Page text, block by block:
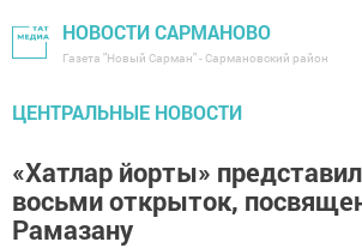
НОВОСТИ САРМАНОВО
Газета "Новый Сарман" - Сармановский район
ЦЕНТРАЛЬНЫЕ НОВОСТИ
«Хатлар йорты»
восьми открыток,
Рамазану